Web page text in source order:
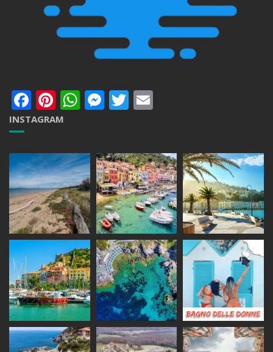
Facebook
Pinterest
WhatsApp
Messenger
Twitter
INSTAGRAM